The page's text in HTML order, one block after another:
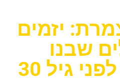
יזמים
שבנו
גיל 30